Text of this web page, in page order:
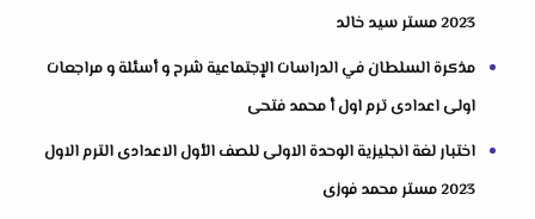
2023 مستر سيد خالد
مذكرة السلطان في الدراسات الإجتماعية شرح و أسئلة و مراجعات
اولى اعدادى ترم اول أ محمد فتحى
اختبار لغة انجليزية الوحدة الاولى للصف الأول الاعدادى الترم الاول
2023 مستر محمد فوزى